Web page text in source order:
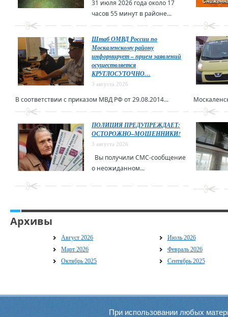
31 июля 2026 года около 17
часов 55 минут в районе...
Штаб ОМВД России по
Москаленскому району
информирует – прием заявлений
осуществляется
КРУГЛОСУТОЧНО…
3 августа 2026
В соответствии с приказом МВД РФ от 29.08.2014...
ПОЛИЦИЯ ПРЕДУПРЕЖДАЕТ:
ОСТОРОЖНО–МОШЕННИКИ!
3 августа 2026
Вы получили СМС-сообщение
о неожиданном...
Архивы
Август 2026
Июль 2026
Март 2026
Февраль 2026
Октябрь 2025
Сентябрь 2025
При использовании любых